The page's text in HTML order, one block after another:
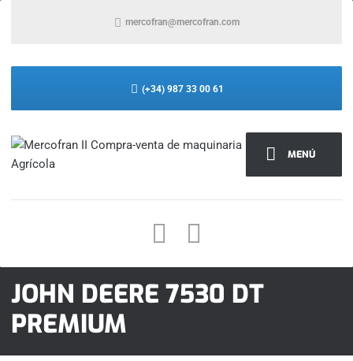
MENÚ
mercofran@mercofran.com
(+34) 987 33 00 61
JOHN DEERE 7530 DT
PREMIUM